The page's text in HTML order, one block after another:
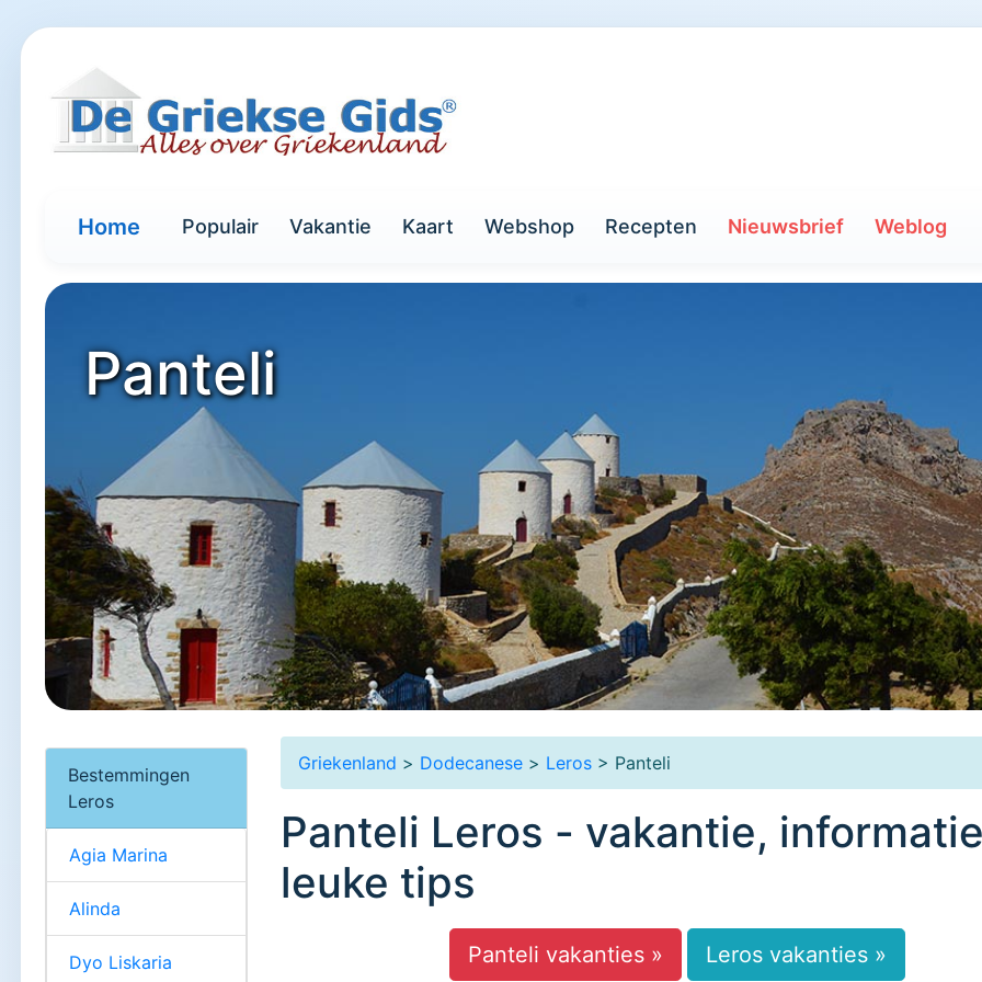
Home Populair Vakantie Kaart Webshop Recepten Nieuwsbrief Weblog
Panteli
Griekenland > Dodecanese > Leros > Panteli
Panteli Leros - vakantie,
leuke tips
Panteli vakanties » Leros vakanties »
Bestemmingen
Leros
Agia Marina
Alinda
Dyo Liskaria